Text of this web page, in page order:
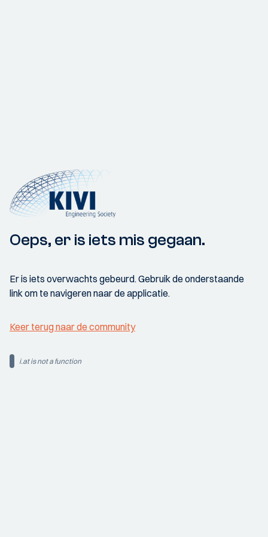
Oeps, er is iets mis gegaan.
Er is iets overwachts gebeurd. Gebruik de onderstaande
link om te navigeren naar de applicatie.
Keer terug naar de community
i.at is not a function